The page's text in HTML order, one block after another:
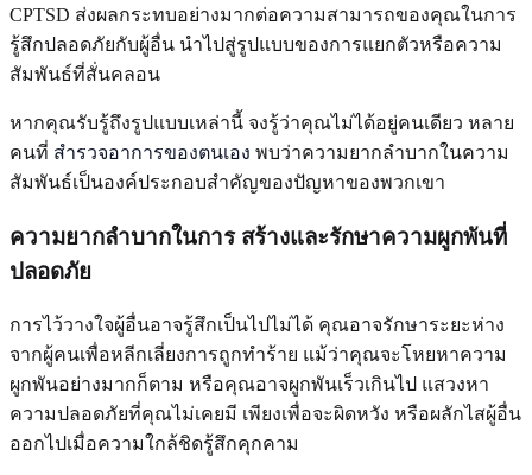
CPTSD ส่งผลกระทบอย่างมากต่อความสามารถของคุณในการ
รู้สึกปลอดภัยกับผู้อื่น นำไปสู่รูปแบบของการแยกตัวหรือความ
สัมพันธ์ที่สั่นคลอน
หากคุณรับรู้ถึงรูปแบบเหล่านี้ จงรู้ว่าคุณไม่ได้อยู่คนเดียว หลาย
คนที่ สำรวจอาการของตนเอง พบว่าความยากลำบากในความ
สัมพันธ์เป็นองค์ประกอบสำคัญของปัญหาของพวกเขา
ความยากลำบากในการ สร้างและรักษาความผูกพันที่
ปลอดภัย
การไว้วางใจผู้อื่นอาจรู้สึกเป็นไปไม่ได้ คุณอาจรักษาระยะห่าง
จากผู้คนเพื่อหลีกเลี่ยงการถูกทำร้าย แม้ว่าคุณจะโหยหาความ
ผูกพันอย่างมากก็ตาม หรือคุณอาจผูกพันเร็วเกินไป แสวงหา
ความปลอดภัยที่คุณไม่เคยมี เพียงเพื่อจะผิดหวัง หรือผลักไสผู้อื่น
ออกไปเมื่อความใกล้ชิดรู้สึกคุกคาม